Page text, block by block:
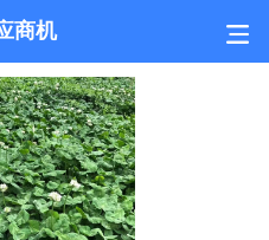
商机